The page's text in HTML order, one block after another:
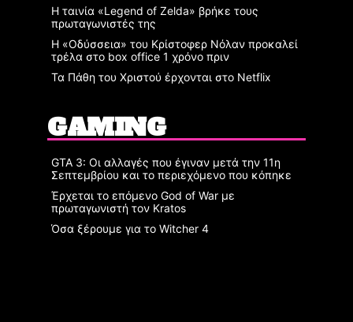
Η ταινία «Legend of Zelda» βρήκε τους
πρωταγωνιστές της
Η «Οδύσσεια» του Κρίστοφερ Νόλαν προκαλεί
τρέλα στο box office 1 χρόνο πριν
Τα Πάθη του Χριστού έρχονται στο Netflix
GAMING
GTA 3: Οι αλλαγές που έγιναν μετά την 11η
Σεπτεμβρίου και το περιεχόμενο που κόπηκε
Έρχεται το επόμενο God of War με
πρωταγωνιστή τον Kratos
Όσα ξέρουμε για το Witcher 4